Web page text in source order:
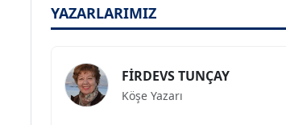
YAZARLARIMIZ
Köşe Yazarı
Köşe Yazarı